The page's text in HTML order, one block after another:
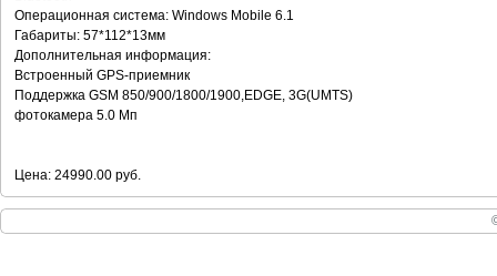
Операционная система: Windows Mobile 6.1
Габариты: 57*112*13мм
Дополнительная информация:
Встроенный GPS-приемник
Поддержка GSM 850/900/1800/1900,EDGE, 3G(UMTS)
фотокамера 5.0 Мп
Цена: 24990.00 руб.